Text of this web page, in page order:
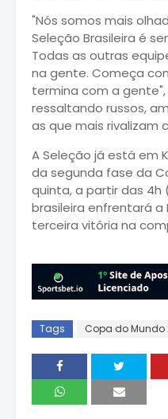
"Nós somos mais
Seleção Brasileira é
Todas as outras
na gente. Começa
termina com a
ressaltando russos,
as que mais rivalizam
A Seleção já está em
da segunda fase da
quinta, a partir das 4h
brasileira enfrentará a
terceira vitória na
Tags Copa do Mundo